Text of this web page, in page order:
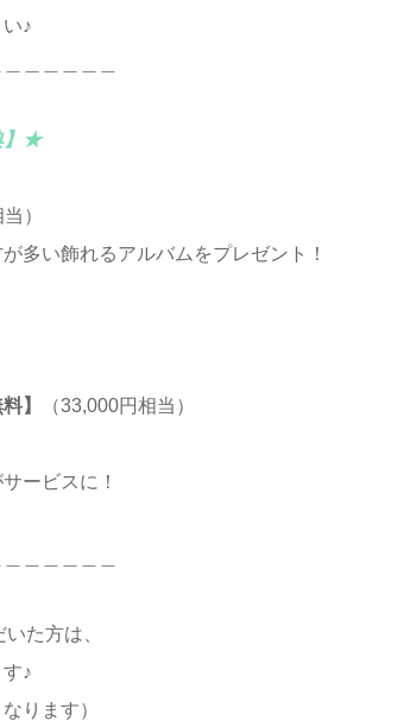
♪
】★
）
多い飾れるアルバムをプレゼント！
】 （33,000円相当）
ービスに！
た方は、
♪
ります）